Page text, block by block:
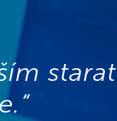
starat